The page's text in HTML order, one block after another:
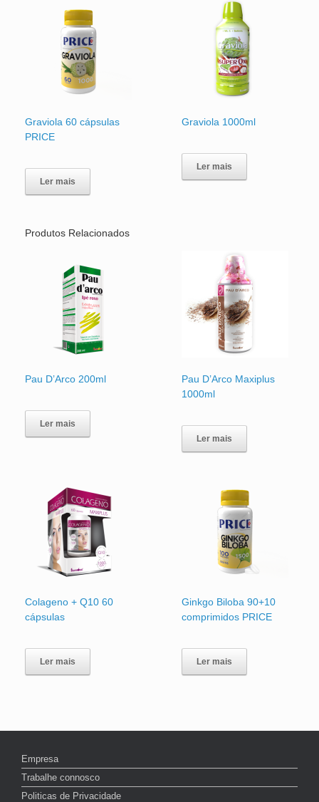
Graviola 60 cápsulas
PRICE
Ler mais
Graviola 1000ml
Ler mais
Produtos Relacionados
Pau D’Arco 200ml
Ler mais
Pau D’Arco Maxiplus
1000ml
Ler mais
Colageno + Q10 60
cápsulas
Ler mais
Ginkgo Biloba 90+10
comprimidos PRICE
Ler mais
Empresa
Trabalhe connosco
Politicas de Privacidade